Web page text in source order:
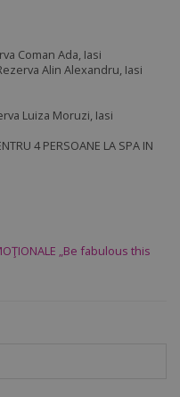
Coman Ada, Iasi
Alin Alexandru, Iasi
Luiza Moruzi, Iasi
4 PERSOANE LA SPA IN
„Be fabulous this